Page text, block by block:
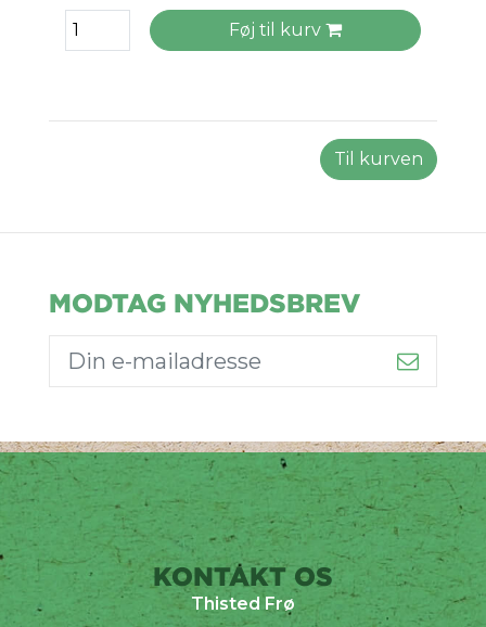
Føj til kurv
Til kurven
MODTAG NYHEDSBREV
KONTAKT OS
Thisted Frø